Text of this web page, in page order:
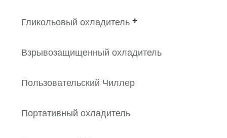
Гликольовый охладитель
Взрывозащищенный охладитель
Пользовательский Чиллер
Портативный охладитель